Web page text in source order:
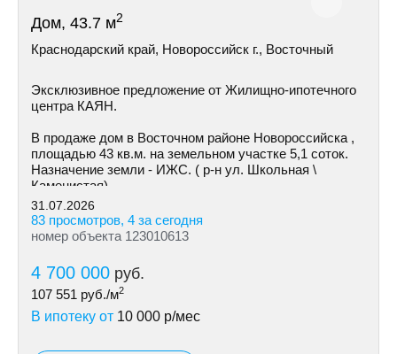
Дом, 43.7 м2
Краснодарский край, Новороссийск г., Восточный
Эксклюзивное предложение от Жилищно-ипотечного
центра КАЯН.
В продаже дом в Восточном районе Новороссийска ,
площадью 43 кв.м. на земельном участке 5,1 соток.
Назначение земли - ИЖС. ( р-н ул. Школьная \
Каменистая)
31.07.2026
83 просмотров, 4 за сегодня
номер объекта 123010613
4 700 000 руб.
107 551 руб./м2
В ипотеку от 10 000 р/мес